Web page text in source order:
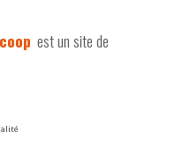
est un site de